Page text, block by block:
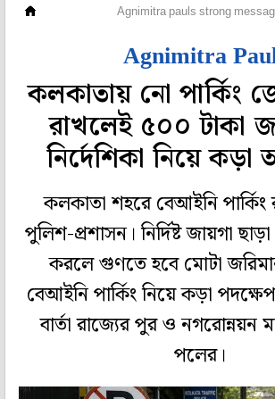
Agnimitra pauls strong
Agnimitra
কলকাতায় নো পার্কিং
রাখলেই ৫০০ টাকা
নির্দেশিকা নিয়ে কড়া
কলকাতা শহরে বেআইনি
পুলিশ-প্রশাসন। নির্দিষ্ট জায়গা
করলে গুণতে হবে মোটা
বেআইনি পার্কিং নিয়ে কড়া
বার্তা রাজ্যের পুর ও নগরোন্নয়ন
পলের।